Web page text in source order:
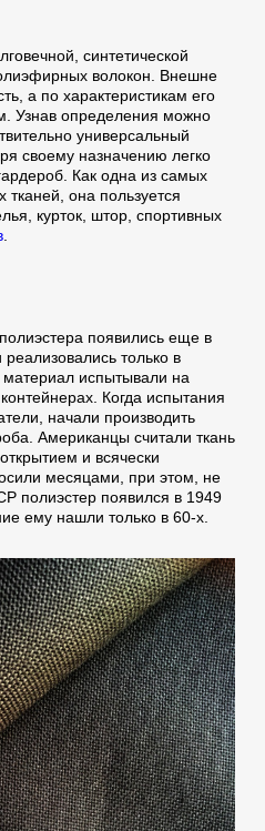
синтетической
волокон. Внешне
а по характеристикам его
Узнав определения можно
универсальный
своему назначению легко
Как одна из самых
тканей, она пользуется
курток, штор, спортивных
.
появились еще в
только в
испытывали на
Когда испытания
начали производить
Американцы считали ткань
и всячески
месяцами, при этом, не
полиэстер появился в 1949
ему нашли только в 60-х.